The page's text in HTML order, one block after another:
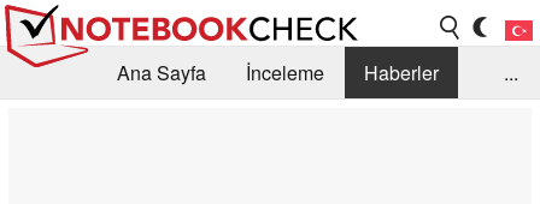
Ana Sayfa İnceleme
Haberler
...